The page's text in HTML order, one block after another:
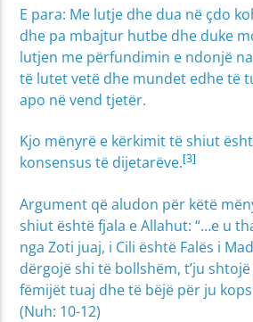
E para: Me lutje dhe dua në çdo
dhe pa mbajtur hutbe dhe duke
lutjen me përfundimin e ndonjë
të lutet vetë dhe mundet edhe të
apo në vend tjetër.
Kjo mënyrë e kërkimit të shiut
konsensus të dijetarëve.[3]
Argument që aludon për këtë
shiut është fjala e Allahut: “…e u
nga Zoti juaj, i Cili është Falës i
dërgojë shi të bollshëm, t’ju
fëmijët tuaj dhe të bëjë për ju
(Nuh: 10-12)